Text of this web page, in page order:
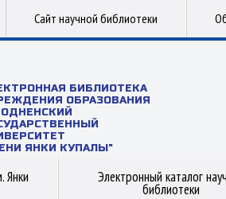
Сайт научной библиотеки
БИБЛИОТЕКА
ОБРАЗОВАНИЯ
ЯНКИ КУПАЛЫ"
Янки Электронный каталог
библиотеки